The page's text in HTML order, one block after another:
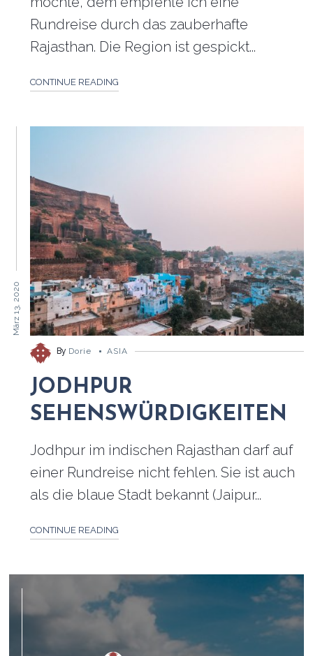
Rundreise durch das zauberhafte
Rajasthan. Die Region ist gespickt...
CONTINUE READING
März 13, 2020
By Dorie ASIA
JODHPUR
SEHENSWÜRDIGKEITEN
Jodhpur im indischen Rajasthan darf auf
einer Rundreise nicht fehlen. Sie ist auch
als die blaue Stadt bekannt (Jaipur...
CONTINUE READING